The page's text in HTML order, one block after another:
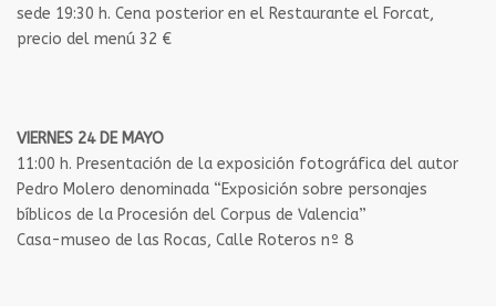
sede 19:30 h. Cena posterior en el Restaurante el Forcat,
precio del menú 32 €
VIERNES 24 DE MAYO
11:00 h. Presentación de la exposición fotográfica del autor
Pedro Molero denominada “Exposición sobre personajes
bíblicos de la Procesión del Corpus de Valencia”
Casa-museo de las Rocas, Calle Roteros nº 8